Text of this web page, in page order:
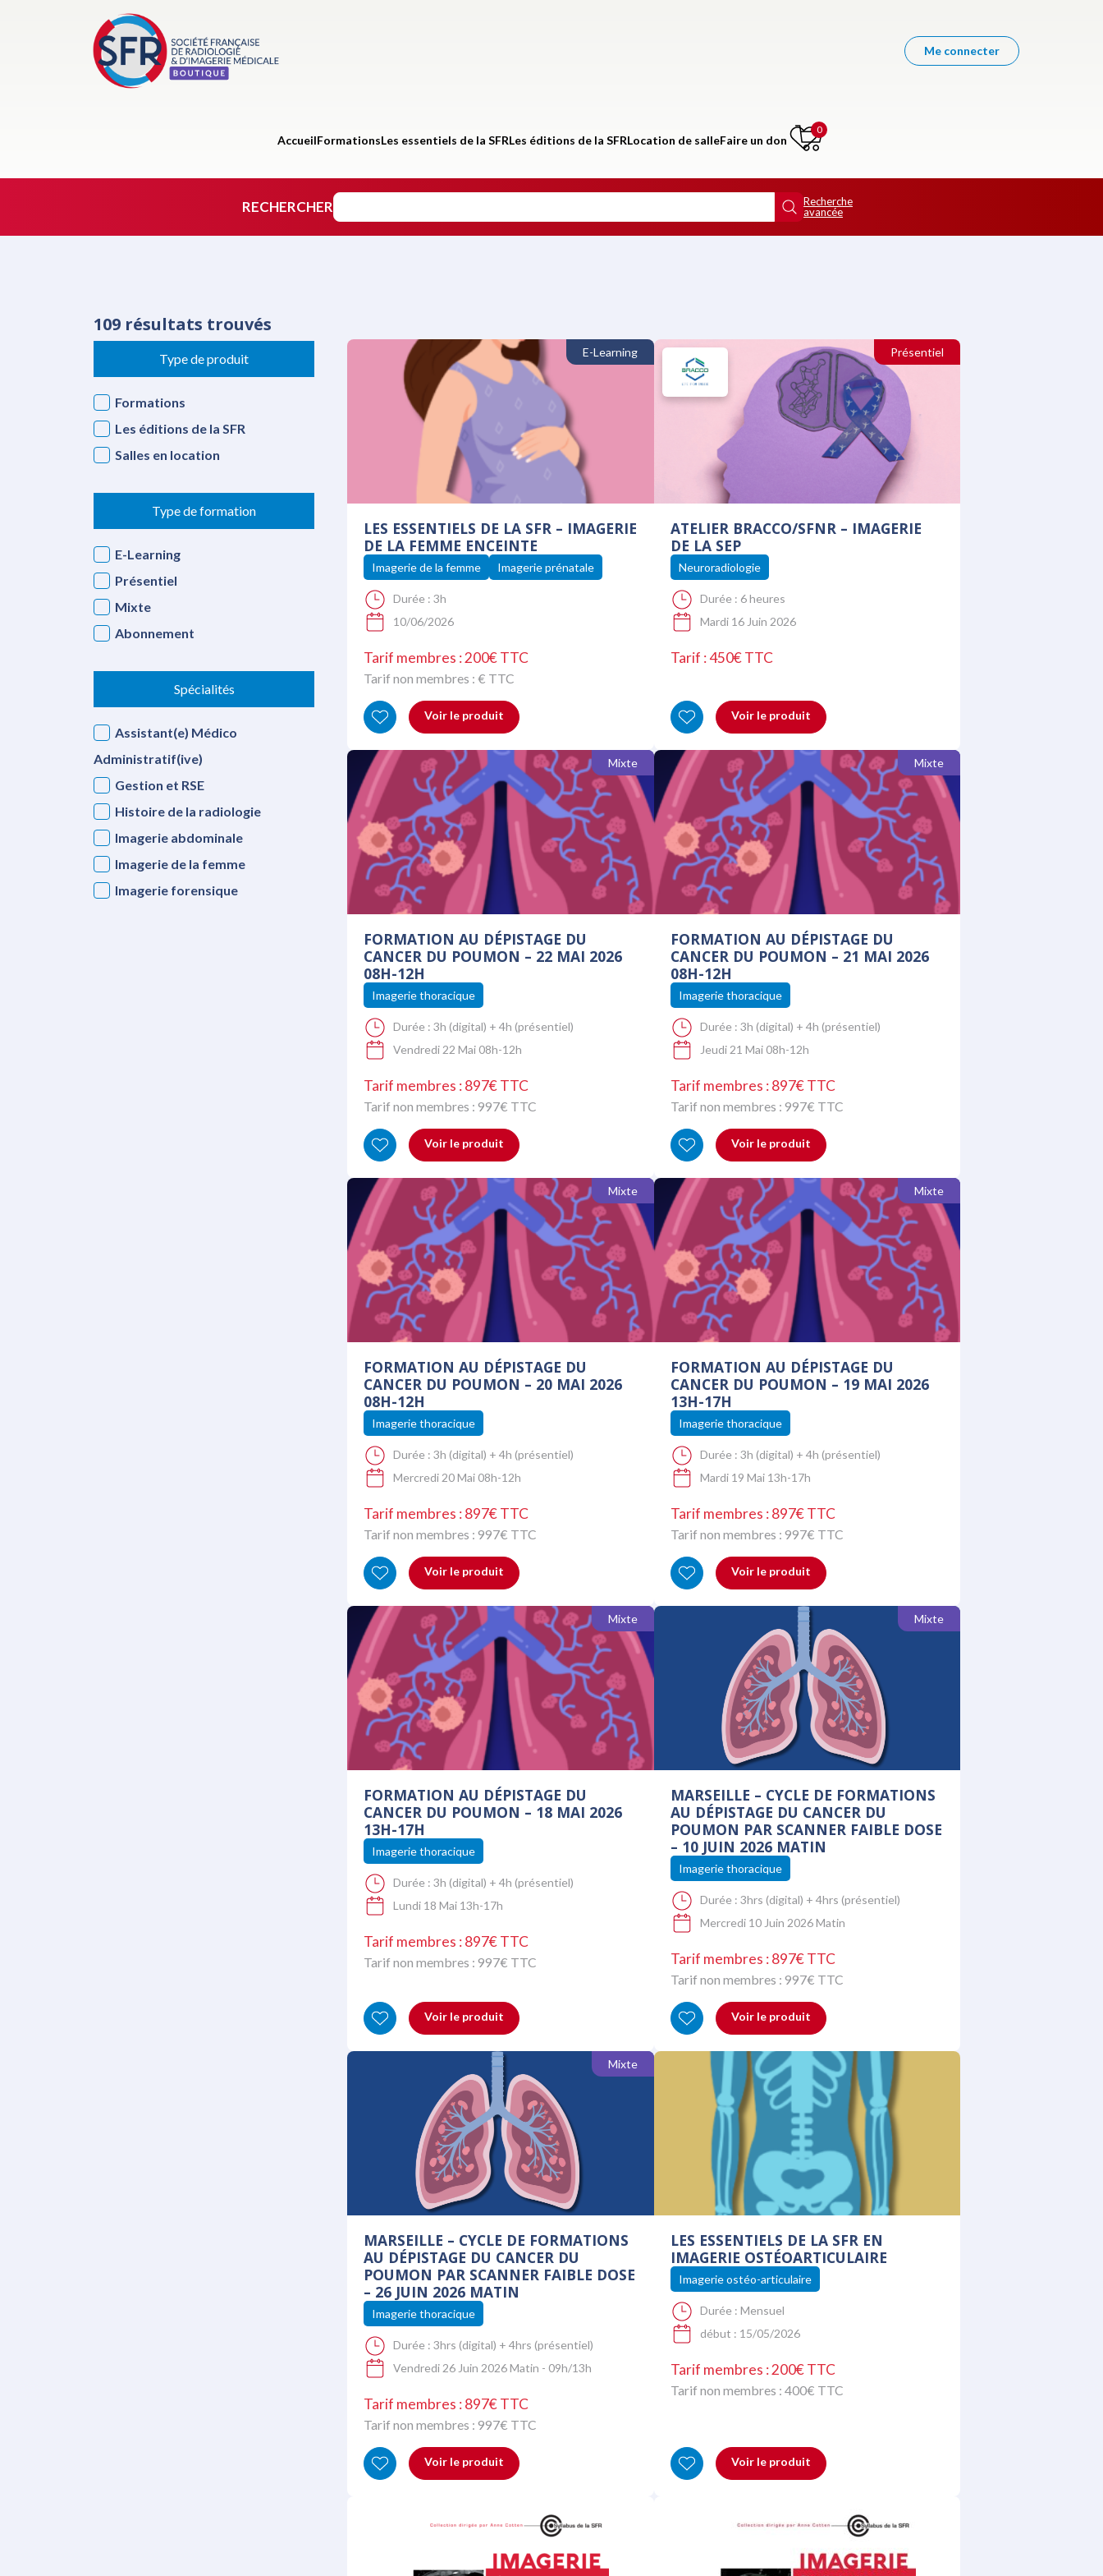
Me connecter
AccueilFormationsLes essentiels de la SFRLes éditions de la SFRLocation de salleFaire un don
0
RECHERCHER
Recherche
avancée
109 résultats trouvés
Type de produit
Formations
Les éditions de la SFR
Salles en location
Type de formation
E-Learning
Présentiel
Mixte
Abonnement
Spécialités
Assistant(e) Médico
Administratif(ive)
Gestion et RSE
Histoire de la radiologie
Imagerie abdominale
Imagerie de la femme
Imagerie forensique
E-Learning
LES ESSENTIELS DE LA SFR – IMAGERIE
DE LA FEMME ENCEINTE
Imagerie de la femme Imagerie prénatale
Durée : 3h
10/06/2026
Tarif membres : 200€ TTC
Tarif non membres : € TTC
Voir le produit
Présentiel
ATELIER BRACCO/SFNR – IMAGERIE
DE LA SEP
Neuroradiologie
Durée : 6 heures
Mardi 16 Juin 2026
Tarif : 450€ TTC
Voir le produit
Mixte
FORMATION AU DÉPISTAGE DU
CANCER DU POUMON – 22 MAI 2026
08H-12H
Imagerie thoracique
Durée : 3h (digital) + 4h (présentiel)
Vendredi 22 Mai 08h-12h
Tarif membres : 897€ TTC
Tarif non membres : 997€ TTC
Voir le produit
Mixte
FORMATION AU DÉPISTAGE DU
CANCER DU POUMON – 21 MAI 2026
08H-12H
Imagerie thoracique
Durée : 3h (digital) + 4h (présentiel)
Jeudi 21 Mai 08h-12h
Tarif membres : 897€ TTC
Tarif non membres : 997€ TTC
Voir le produit
Mixte
FORMATION AU DÉPISTAGE DU
CANCER DU POUMON – 20 MAI 2026
08H-12H
Imagerie thoracique
Durée : 3h (digital) + 4h (présentiel)
Mercredi 20 Mai 08h-12h
Tarif membres : 897€ TTC
Tarif non membres : 997€ TTC
Voir le produit
Mixte
FORMATION AU DÉPISTAGE DU
CANCER DU POUMON – 19 MAI 2026
13H-17H
Imagerie thoracique
Durée : 3h (digital) + 4h (présentiel)
Mardi 19 Mai 13h-17h
Tarif membres : 897€ TTC
Tarif non membres : 997€ TTC
Voir le produit
Mixte
FORMATION AU DÉPISTAGE DU
CANCER DU POUMON – 18 MAI 2026
13H-17H
Imagerie thoracique
Durée : 3h (digital) + 4h (présentiel)
Lundi 18 Mai 13h-17h
Tarif membres : 897€ TTC
Tarif non membres : 997€ TTC
Voir le produit
Mixte
MARSEILLE – CYCLE DE FORMATIONS
AU DÉPISTAGE DU CANCER DU
POUMON PAR SCANNER FAIBLE DOSE
– 10 JUIN 2026 MATIN
Imagerie thoracique
Durée : 3hrs (digital) + 4hrs (présentiel)
Mercredi 10 Juin 2026 Matin
Tarif membres : 897€ TTC
Tarif non membres : 997€ TTC
Voir le produit
Mixte
MARSEILLE – CYCLE DE FORMATIONS
AU DÉPISTAGE DU CANCER DU
POUMON PAR SCANNER FAIBLE DOSE
– 26 JUIN 2026 MATIN
Imagerie thoracique
Durée : 3hrs (digital) + 4hrs (présentiel)
Vendredi 26 Juin 2026 Matin - 09h/13h
Tarif membres : 897€ TTC
Tarif non membres : 997€ TTC
Voir le produit
LES ESSENTIELS DE LA SFR EN
IMAGERIE OSTÉOARTICULAIRE
Imagerie ostéo-articulaire
Durée : Mensuel
début : 15/05/2026
Tarif membres : 200€ TTC
Tarif non membres : 400€ TTC
Voir le produit